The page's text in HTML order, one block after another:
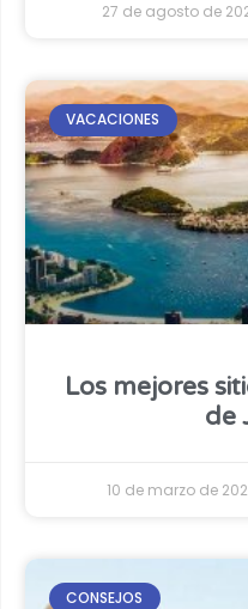
27 de agosto de
VACACIONES
Los mejores
de
10 de marzo de
CONSEJOS